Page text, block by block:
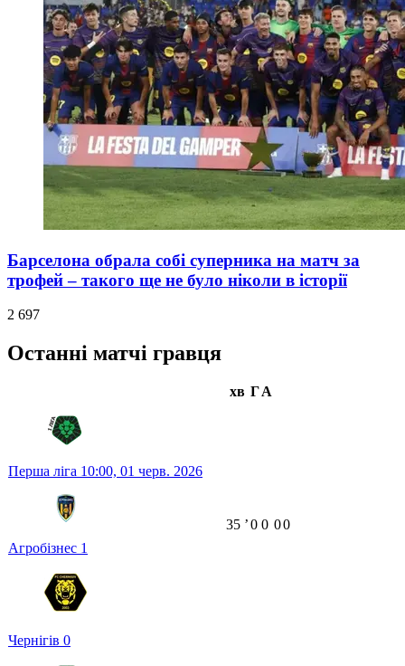
Барселона обрала собі суперника на матч за
трофей – такого ще не було ніколи в історії
2 697
Останні матчі гравця
хв ГА
Перша ліга 10:00, 01 черв. 2026
Агробізнес 1
Чернігів 0
35 ʼ0 0 00